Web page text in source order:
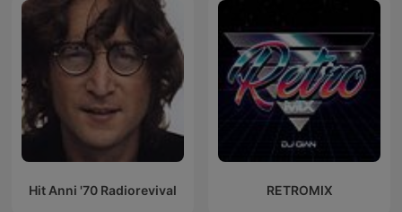
Hit Anni '70 Radiorevival RETROMIX